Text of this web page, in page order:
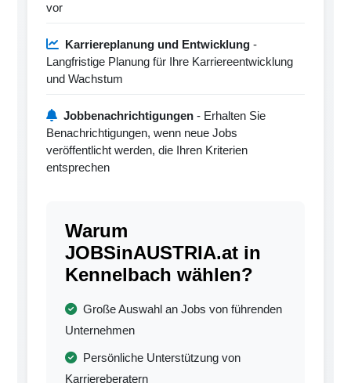
vor
Karriereplanung und Entwicklung -
Langfristige Planung für Ihre Karriereentwicklung
und Wachstum
Jobbenachrichtigungen - Erhalten Sie
Benachrichtigungen, wenn neue Jobs
veröffentlicht werden, die Ihren Kriterien
entsprechen
Warum
JOBSinAUSTRIA.at in
Kennelbach wählen?
Große Auswahl an Jobs von führenden
Unternehmen
Persönliche Unterstützung von
Karriereberatern